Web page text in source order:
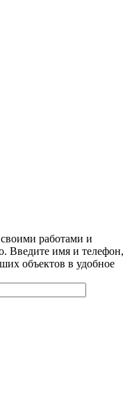
работами и
Введите имя и телефон,
объектов в удобное